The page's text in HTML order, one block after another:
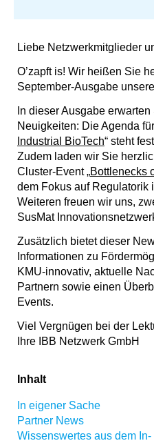
Liebe Netzwerkmitglieder
O’zapft is! Wir heißen Sie
September-Ausgabe
In dieser Ausgabe
Neuigkeiten: Die Agenda
Industrial BioTech“ steht
Zudem laden wir Sie
Cluster-Event „Bottlenecks
dem Fokus auf Regulatorik
Weiteren freuen wir uns,
SusMat
Zusätzlich bietet dieser
Informationen zu
KMU-innovativ, aktuelle
Partnern sowie einen
Events.
Viel Vergnügen bei der
Ihre IBB Netzwerk GmbH
Inhalt
In eigener Sache
Partner News
Wissenswertes aus dem In-